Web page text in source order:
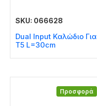
SKU: 066628
Dual Input Καλώδιο Για
T5 L=30cm
Προσφορά